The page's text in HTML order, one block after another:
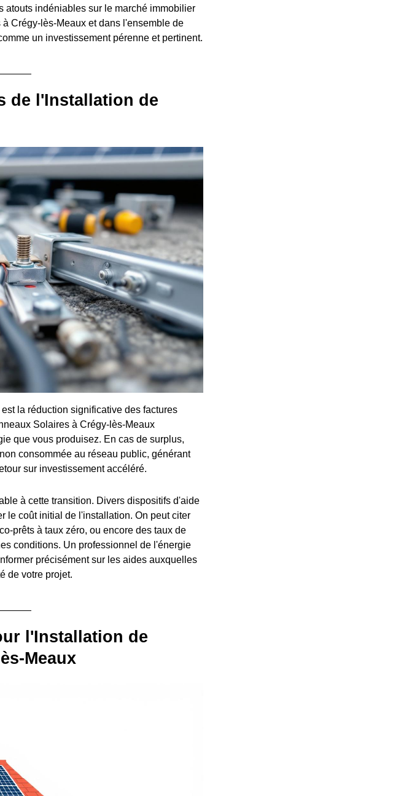
atouts indéniables sur le marché immobilier
Crégy-lès-Meaux et dans l'ensemble de
un investissement pérenne et pertinent.
de l'Installation de
la réduction significative des factures
Solaires à Crégy-lès-Meaux
que vous produisez. En cas de surplus,
consommée au réseau public, générant
sur investissement accéléré.
à cette transition. Divers dispositifs d'aide
le coût initial de l'installation. On peut citer
prêts à taux zéro, ou encore des taux de
conditions. Un professionnel de l'énergie
précisément sur les aides auxquelles
de votre projet.
l'Installation de
Meaux